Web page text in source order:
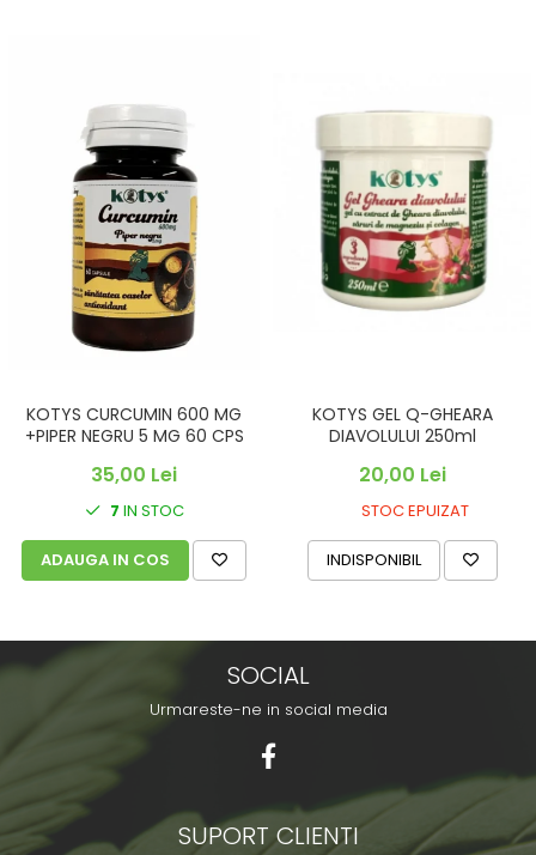
KOTYS CURCUMIN 600 MG
+PIPER NEGRU 5 MG 60 CPS
35,00 Lei
7 IN STOC
ADAUGA IN COS
KOTYS GEL Q-GHEARA
DIAVOLULUI 250ml
20,00 Lei
STOC EPUIZAT
INDISPONIBIL
SOCIAL
Urmareste-ne in social media
SUPORT CLIENTI